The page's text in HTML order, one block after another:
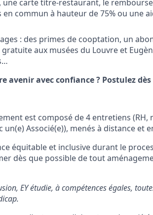
une carte titre-restaurant, le
commun à hauteur de 75% ou une
: des primes de cooptation, un
aux musées du Louvre et
avenir avec confiance ? Postulez
est composé de4 entretiens (RH,
Associé(e)), menés à distance et
équitable et inclusive durant le
dès que possible de tout
EY étudie, à compétences égales,